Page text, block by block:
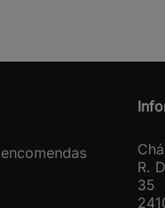
R.
35